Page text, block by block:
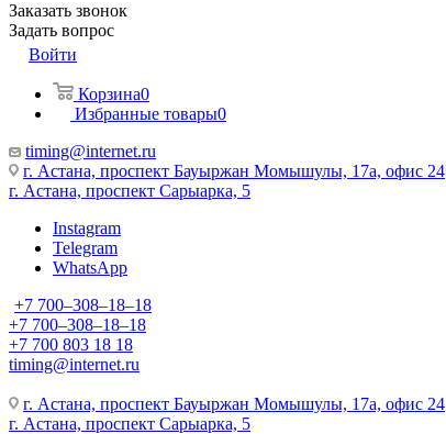
Заказать звонок
Задать вопрос
Войти
Корзина0
Избранные товары0
timing@internet.ru
г. Астана, проспект Бауыржан Момышулы, 17а, офис 24
г. Астана, проспект Сарыарка, 5
Instagram
Telegram
WhatsApp
+7 700‒308‒18‒18
+7 700‒308‒18‒18
+7 700 803 18 18
timing@internet.ru
г. Астана, проспект Бауыржан Момышулы, 17а, офис 24
г. Астана, проспект Сарыарка, 5